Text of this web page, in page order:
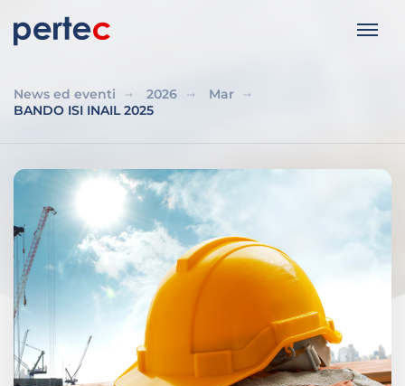
News ed eventi 2026
Mar
BANDO ISI INAIL 2025